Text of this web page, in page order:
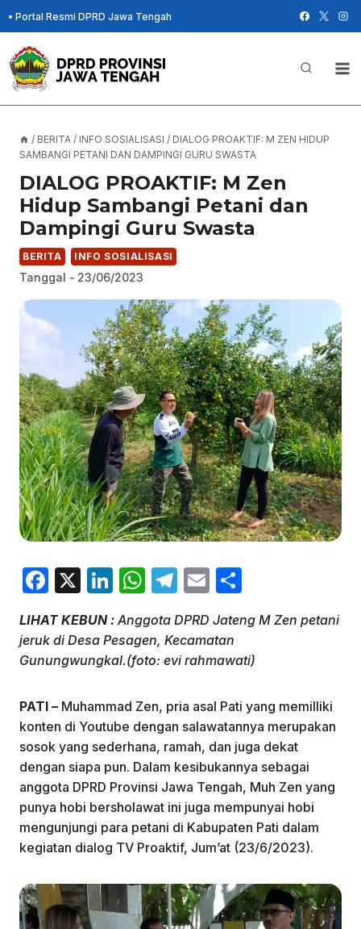
Skip
to
content
• Portal Resmi DPRD Jawa Tengah
/ BERITA / INFO SOSIALISASI / DIALOG PROAKTIF: M ZEN HIDUP
SAMBANGI PETANI DAN DAMPINGI GURU SWASTA
DIALOG PROAKTIF: M Zen
Hidup Sambangi Petani dan
Dampingi Guru Swasta
BERITA INFO SOSIALISASI
Tanggal - 23/06/2023
F
c
e
o
o
k
X
Li
k
e
n
W
at
s
p
p
T
e
gr
m
E
ai
l
ar
e
LIHAT KEBUN :Anggota DPRD Jateng M Zen petani
jeruk di Desa Pesagen, Kecamatan
Gunungwungkal.(foto: evi rahmawati)
PATI – Muhammad Zen, pria asal Pati yang memilliki
konten di Youtube dengan salawatannya merupakan
sosok yang sederhana, ramah, dan juga dekat
dengan siapa pun. Dalam kesibukannya sebagai
anggota DPRD Provinsi Jawa Tengah, Muh Zen yang
punya hobi bersholawat ini juga mempunyai hobi
mengunjungi para petani di Kabupaten Pati dalam
kegiatan dialog TV Proaktif, Jum’at (23/6/2023).